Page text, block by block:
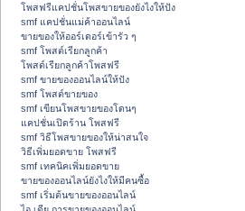
โพสฟรีแคปชั่นโพสขายของยังไงให้ปัง
smf แคปชั่นแม่ค้าออนไลน์
ขายของให้ออร์เดอร์เข้ารัว ๆ
smf โพสต์เรียกลูกค้า
โพสต์เรียกลูกค้าโพสฟรี
smf ขายของออนไลน์ให้ปัง
smf โพสต์ขายของ
smf เขียนโพสขายของโดนๆ
แคปชั่นเปิดร้าน โพสฟรี
smf วิธีโพสขายของให้น่าสนใจ
วิธีเพิ่มยอดขาย โพสฟรี
smf เทคนิคเพิ่มยอดขาย
ขายของออนไลน์ยังไงให้มีคนซื้อ
smf เริ่มต้นขายของออนไลน์